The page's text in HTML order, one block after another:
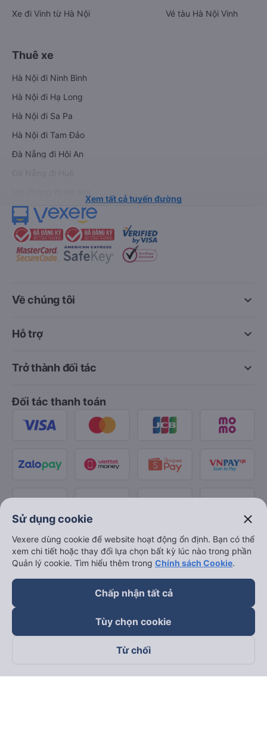
Xe đi Vinh từ Hà Nội
Vé tàu Hà Nội Vinh
Thuê xe
Hà Nội đi Ninh Bình
Hà Nội đi Hạ Long
Hà Nội đi Sa Pa
Hà Nội đi Tam Đảo
Đà Nẵng đi Hội An
Xem tất cả tuyến đường
keyboard_arrow_down
Về chúng tôi
keyboard_arrow_down
Hỗ trợ
keyboard_arrow_down
Trở thành đối tác
Đối tác thanh toán
Theo dõi chúng tôi trên
Sử dụng cookie close
Vexere dùng cookie để website hoạt động ổn định. Bạn có thể
xem chi tiết hoặc thay đổi lựa chọn bất kỳ lúc nào trong phần
Quản lý cookie. Tìm hiểu thêm trong Chính sách Cookie.
Chấp nhận tất cả
Tùy chọn cookie
Từ chối